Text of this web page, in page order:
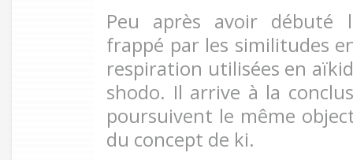
Peu après avoir débuté
frappé par les similitudes
respiration utilisées en
shodo. Il arrive à la
poursuivent le même
du concept de ki.